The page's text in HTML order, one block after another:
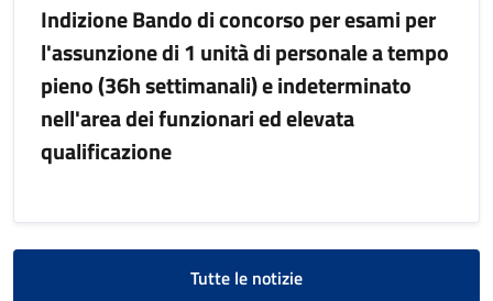
Indizione Bando di concorso per esami per
l'assunzione di 1 unità di personale a tempo
pieno (36h settimanali) e indeterminato
nell'area dei funzionari ed elevata
qualificazione
Tutte le notizie